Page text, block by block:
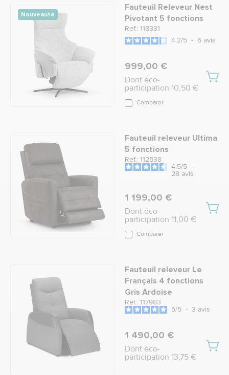
Nouveauté
Fauteuil Releveur Nest
Pivotant 5 fonctions
Ref.: 118331
4.2/5 - 6 avis
999,00 €
Dont éco-
participation 10,50 €
Comparer
Fauteuil releveur Ultima
5 fonctions
Ref.: 112538
4.5/5 -
28 avis
1 199,00 €
Dont éco-
participation 11,00 €
Comparer
Fauteuil releveur Le
Français 4 fonctions
Gris Ardoise
Ref.: 117983
5/5 - 3 avis
1 490,00 €
Dont éco-
participation 13,75 €